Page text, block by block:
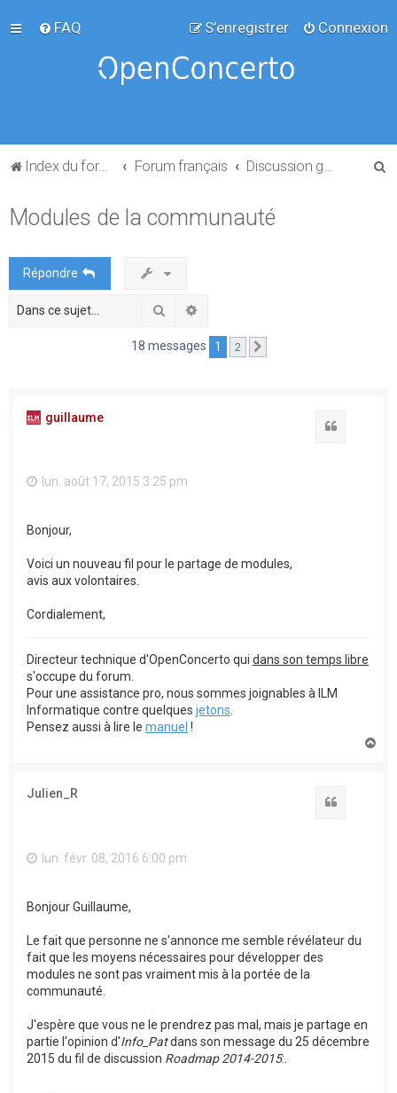
FAQ Connexion
S’enregistrer
Index du forum Forum français
Modules de la communauté
Répondre
Rechercher
18 messages 1 2
guillaume
lun. août 17, 2015 3:25 pm
Bonjour,
Voici un nouveau fil pour le partage de modules,
avis aux volontaires.
Cordialement,
Directeur technique d'OpenConcerto qui dans son temps libre
s'occupe du forum.
Pour une assistance pro, nous sommes joignables à ILM
Informatique contre quelques jetons.
Pensez aussi à lire le manuel !
Julien_R
lun. févr. 08, 2016 6:00 pm
Bonjour Guillaume,
Le fait que personne ne s'annonce me semble révélateur du
fait que les moyens nécessaires pour développer des
modules ne sont pas vraiment mis à la portée de la
communauté.
J'espère que vous ne le prendrez pas mal, mais je partage en
partie l'opinion d'Info_Patdans son message du 25 décembre
2015 du fil de discussion Roadmap 2014-2015:.